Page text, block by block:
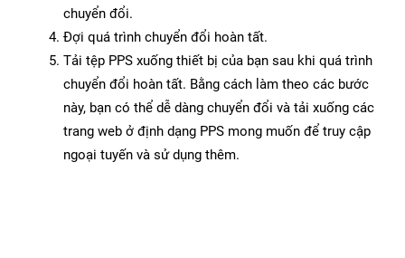
chuyển đổi.
Đợi quá trình chuyển đổi hoàn tất.
Tải tệp PPS xuống thiết bị của bạn sau khi quá trình
chuyển đổi hoàn tất. Bằng cách làm theo các bước
này, bạn có thể dễ dàng chuyển đổi và tải xuống các
trang web ở định dạng PPS mong muốn để truy cập
ngoại tuyến và sử dụng thêm.